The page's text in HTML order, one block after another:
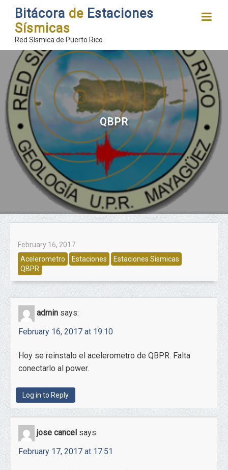
Bitácora de Estaciones
Sísmicas
Red Sísmica de Puerto Rico
QBPR
February 16, 2017
Acelerometro
Estaciones
Estaciones Sismicas
QBPR
admin says:
February 16, 2017 at 19:10
Hoy se reinstalo el acelerometro de QBPR. Falta
conectarlo al power.
Log in to Reply
jose cancel says:
February 17, 2017 at 17:51